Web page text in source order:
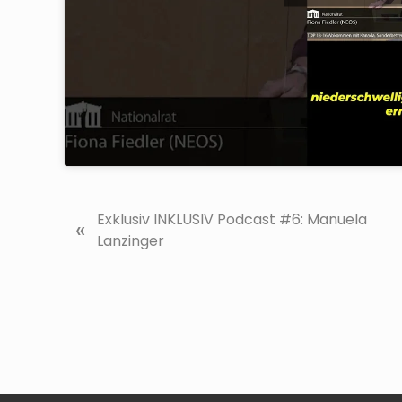
o
e
«
Exklusiv INKLUSIV Podcast #6: Manuela
Lanzinger